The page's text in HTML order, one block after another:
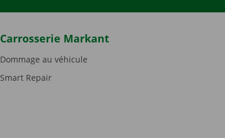
Carrosserie Markant
Dommage au véhicule
Smart Repair